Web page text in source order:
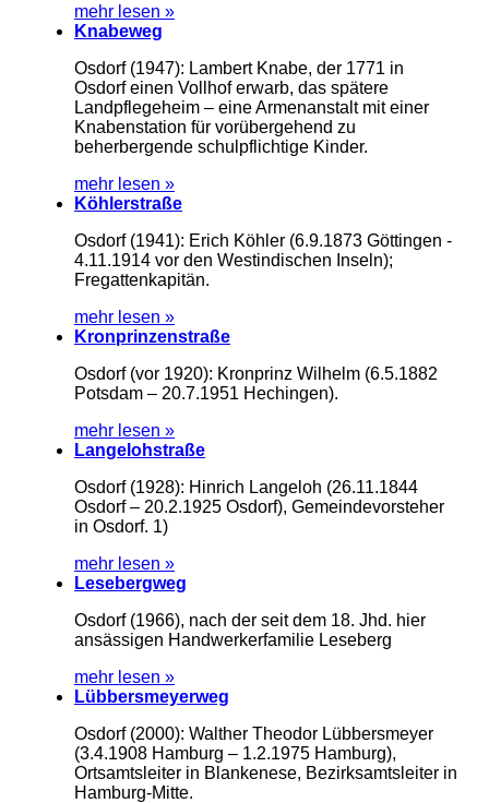
mehr lesen »
Knabeweg
Osdorf (1947): Lambert Knabe, der 1771 in
Osdorf einen Vollhof erwarb, das spätere
Landpflegeheim – eine Armenanstalt mit einer
Knabenstation für vorübergehend zu
beherbergende schulpflichtige Kinder.
mehr lesen »
Köhlerstraße
Osdorf (1941): Erich Köhler (6.9.1873 Göttingen -
4.11.1914 vor den Westindischen Inseln);
Fregattenkapitän.
mehr lesen »
Kronprinzenstraße
Osdorf (vor 1920): Kronprinz Wilhelm (6.5.1882
Potsdam – 20.7.1951 Hechingen).
mehr lesen »
Langelohstraße
Osdorf (1928): Hinrich Langeloh (26.11.1844
Osdorf – 20.2.1925 Osdorf), Gemeindevorsteher
in Osdorf. 1)
mehr lesen »
Lesebergweg
Osdorf (1966), nach der seit dem 18. Jhd. hier
ansässigen Handwerkerfamilie Leseberg
mehr lesen »
Lübbersmeyerweg
Osdorf (2000): Walther Theodor Lübbersmeyer
(3.4.1908 Hamburg – 1.2.1975 Hamburg),
Ortsamtsleiter in Blankenese, Bezirksamtsleiter in
Hamburg-Mitte.